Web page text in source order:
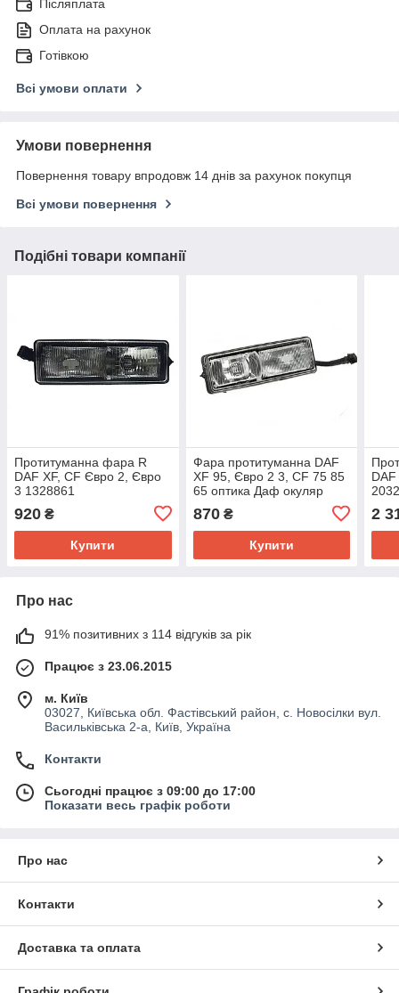
Післяплата
Оплата на рахунок
Готівкою
Всі умови оплати
Умови повернення
Повернення товару впродовж 14 днів за рахунок покупця
Всі умови повернення
Подібні товари компанії
Протитуманна фара R
DAF XF, CF Євро 2, Євро
3 1328861
920 ₴
Купити
Фара протитуманна DAF
XF 95, Євро 2 3, CF 75 85
65 оптика Даф окуляр
870₴
Купити
2
Про нас
91% позитивних з 114 відгуків за рік
Працює з 23.06.2015
м. Київ
03027, Київська обл. Фастівський район, с. Новосілки вул.
Васильківська 2-а, Київ, Україна
Контакти
Сьогодні працює з 09:00 до 17:00
Показати весь графік роботи
Про нас
Контакти
Доставка та оплата